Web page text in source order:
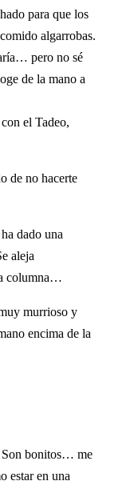
para que los
algarrobas.
pero no sé
de la mano a
el Tadeo,
de no hacerte
dado una
aleja
columna…
murrioso y
encima de la
bonitos… me
estar en una